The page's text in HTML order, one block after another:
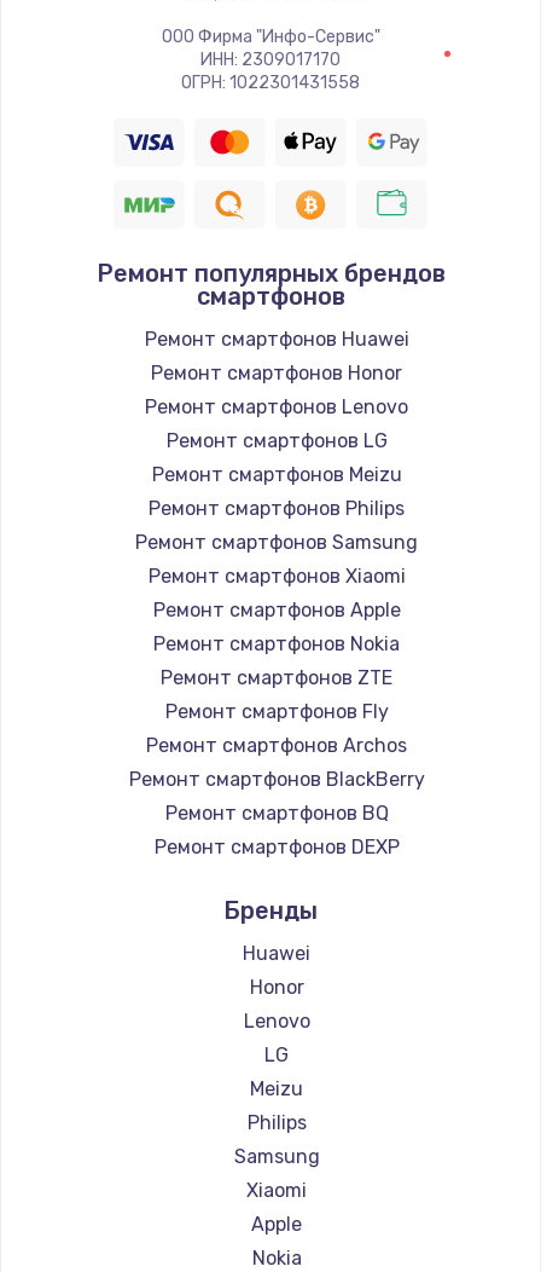
750 руб.
Заказать
Установка драйверов
725 руб.
Замена вебкамеры
1260 руб.
Заказать
Ремонт петель крышки
990 руб.
Заказать
Настройка Wi-Fi
1030 руб.
Заказать
Замена шим-контроллера
3900 руб.
Заказать
Замена HDMI
600 руб.
ООО Фирма "Инфо-Сервис"
ИНН: 2309017170
ОГРН: 1022301431558
Ремонт популярных брендов
смартфонов
Ремонт смартфонов Huawei
Ремонт смартфонов Honor
Ремонт смартфонов Lenovo
Ремонт смартфонов LG
Ремонт смартфонов Meizu
Ремонт смартфонов Philips
Ремонт смартфонов Samsung
Ремонт смартфонов Xiaomi
Ремонт смартфонов Apple
Ремонт смартфонов Nokia
Ремонт смартфонов ZTE
Ремонт смартфонов Fly
Ремонт смартфонов Archos
Ремонт смартфонов BlackBerry
Ремонт смартфонов BQ
Ремонт смартфонов DEXP
Ремонт смартфонов Ginzzu
Ремонт смартфонов Highscreen
Ремонт смартфонов Irbis
Ремонт смартфонов Kyocera
Ремонт смартфонов LeEco
Ремонт смартфонов OnePlus
Ремонт смартфонов teXet
Ремонт смартфонов Motorola
Ремонт смартфонов Prestigio
Ремонт смартфонов Vertex
Ремонт смартфонов Microsoft
Бренды
Huawei
Honor
Lenovo
LG
Meizu
Philips
Samsung
Xiaomi
Apple
Nokia